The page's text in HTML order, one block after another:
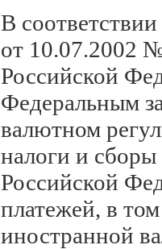
В
от 10.07.2002
Российской
Федеральным
валютном
налоги и сборы
Российской
платежей, в
иностранной